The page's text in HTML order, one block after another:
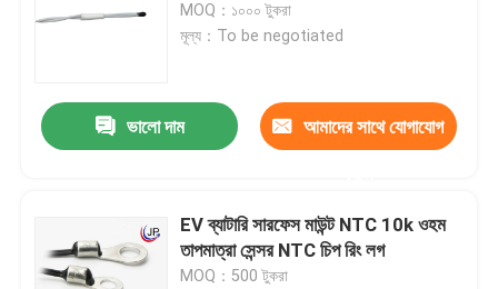
MOQ：১০০০ টুকরা
মূল্য：To be negotiated
ভালো দাম আমাদের সাথে যোগাযোগ
EV ব্যাটারি সারফেস মাউন্ট NTC 10k ওহম
তাপমাত্রা সেন্সর NTC চিপ রিং লগ
MOQ：500 টুকরা